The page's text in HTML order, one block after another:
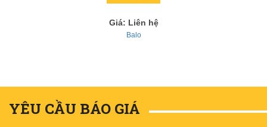
Giá: Liên hệ
Balo
YÊU CẦU BÁO GIÁ